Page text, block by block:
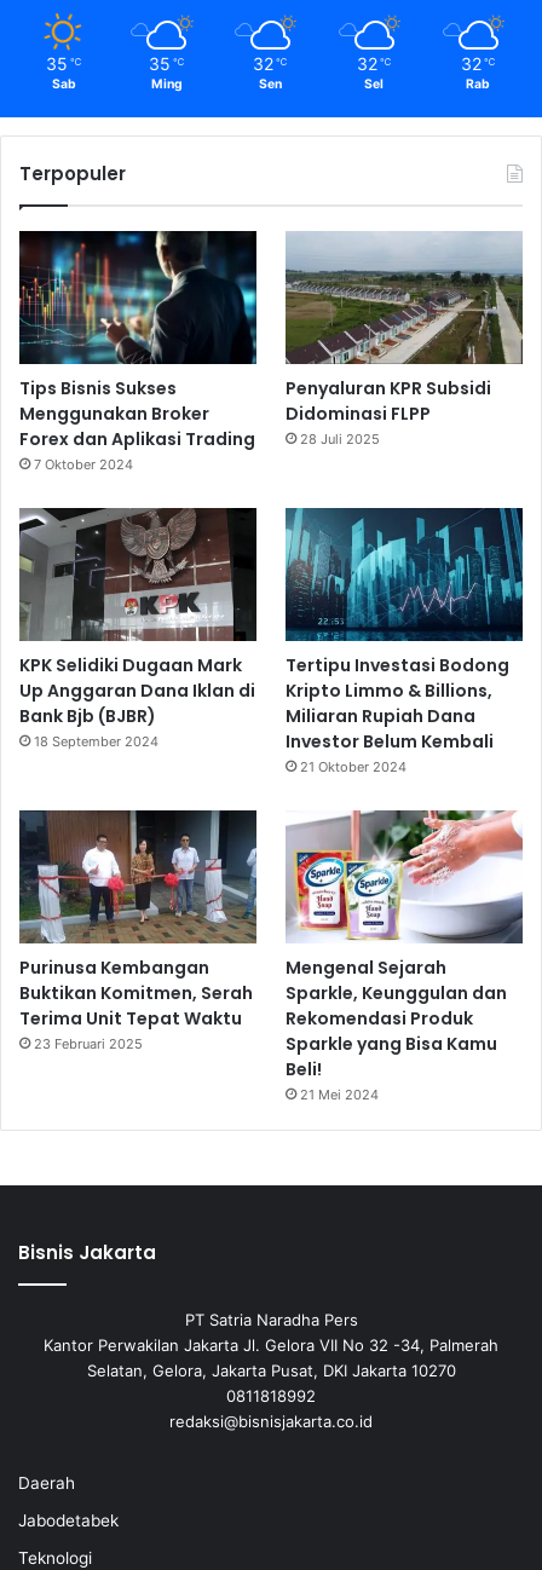
35 ℃
Sab
35 ℃
Ming
32 ℃
Sen
32 ℃
Sel
32 ℃
Rab
Terpopuler
Tips Bisnis Sukses
Menggunakan Broker
Forex dan Aplikasi Trading
7 Oktober 2024
Penyaluran KPR Subsidi
Didominasi FLPP
28 Juli 2025
KPK Selidiki Dugaan Mark
Up Anggaran Dana Iklan di
Bank Bjb (BJBR)
18 September 2024
Tertipu Investasi Bodong
Kripto Limmo & Billions,
Miliaran Rupiah Dana
Investor Belum Kembali
21 Oktober 2024
Purinusa Kembangan
Buktikan Komitmen, Serah
Terima Unit Tepat Waktu
23 Februari 2025
Mengenal Sejarah
Sparkle, Keunggulan dan
Rekomendasi Produk
Sparkle yang Bisa Kamu
Beli!
21 Mei 2024
Bisnis Jakarta
PT Satria Naradha Pers
Kantor Perwakilan Jakarta Jl. Gelora VII No 32 -34, Palmerah
Selatan, Gelora, Jakarta Pusat, DKI Jakarta 10270
0811818992
redaksi@bisnisjakarta.co.id
Daerah
Jabodetabek
Teknologi